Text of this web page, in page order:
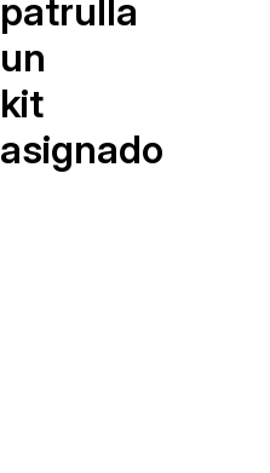
patrulla
un
kit
asignado